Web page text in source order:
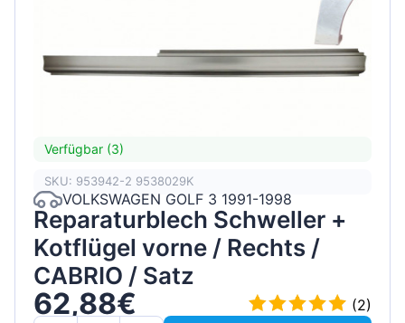
Verfügbar (3)
SKU: 953942-2 9538029K
VOLKSWAGEN GOLF 3 1991-1998
Reparaturblech Schweller +
Kotflügel vorne / Rechts /
CABRIO / Satz
62,88€
(2)